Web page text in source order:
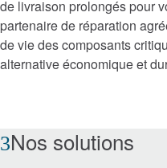
de livraison prolongés pour
partenaire de réparation
de vie des composants
alternative économique et
Nos solutions